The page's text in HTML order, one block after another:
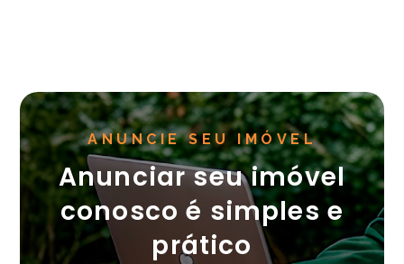
ANUNCIE SEU IMÓVEL
Anunciar seu imóvel
conosco é simples e
prático